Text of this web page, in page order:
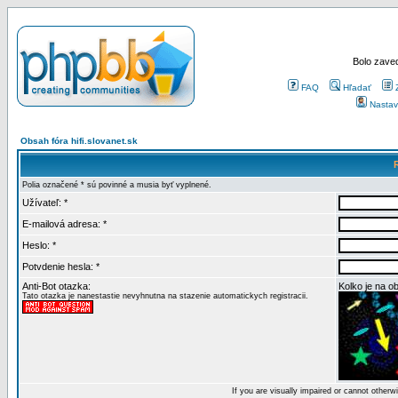
Bolo
FAQ Hľadať
Obsah fóra hifi.slovanet.sk
Polia označené * sú povinné a musia byť vyplnené.
Užívateľ: *
E-mailová adresa: *
Heslo: *
Potvdenie hesla: *
Anti-Bot otazka:
Tato otazka je nanestastie nevyhnutna na stazenie automatickych registracii.
Kolko je na
If you are visually impaired or cannot